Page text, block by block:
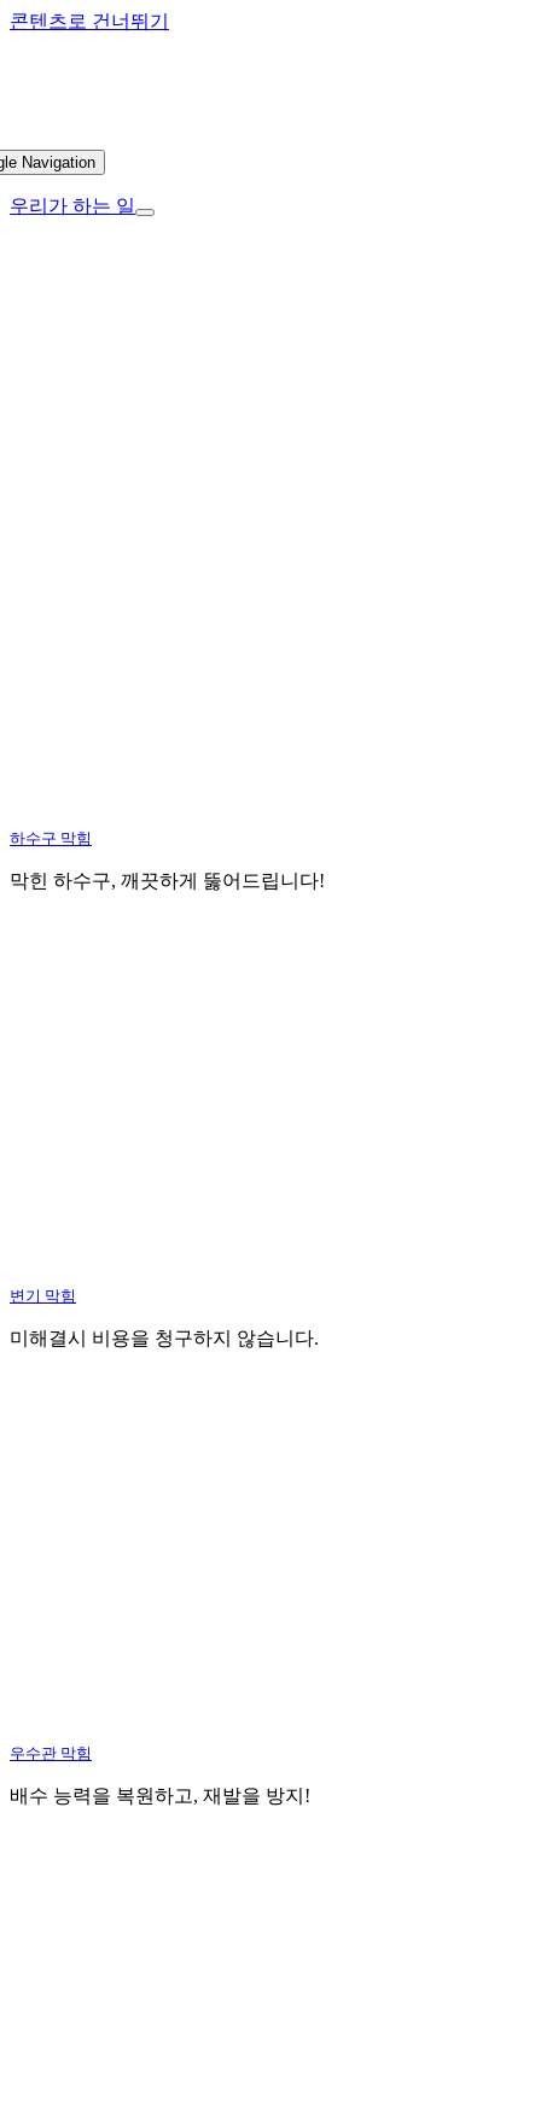
콘텐츠로 건너뛰기
Navigation
우리가 하는 일
하수구 막힘
막힌 하수구, 깨끗하게 뚫어드립니다!
변기 막힘
미해결시 비용을 청구하지 않습니다.
우수관 막힘
배수 능력을 복원하고, 재발을 방지!